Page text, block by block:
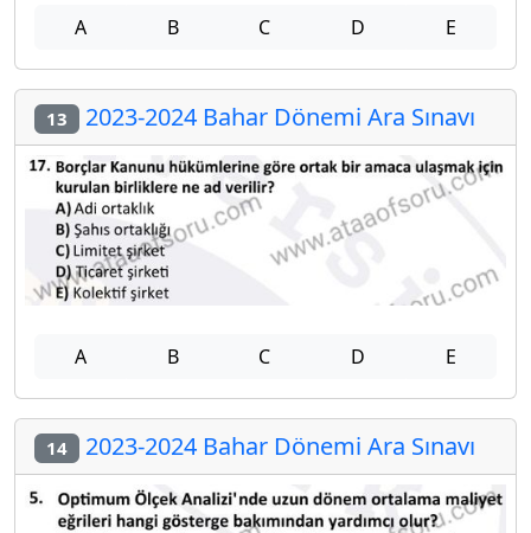
A B C D E
13 2023-2024 Bahar Dönemi Ara Sınavı
A B C D E
14 2023-2024 Bahar Dönemi Ara Sınavı